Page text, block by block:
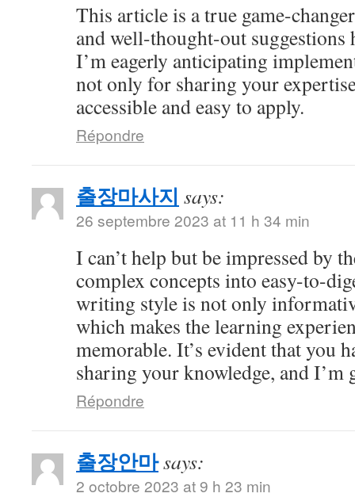
This article is a true game-
and well-thought-out
I’m eagerly anticipating
not only for sharing your
accessible and easy to apply.
Répondre
출장마사지 says:
26 septembre 2023 at 11 h 34 min
I can’t help but be impressed by
complex concepts into easy-to-
writing style is not only
which makes the learning
memorable. It’s evident that you
sharing your knowledge, and I’m
Répondre
출장안마says:
2 octobre 2023 at 9 h 23 min